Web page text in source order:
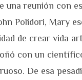
una reunión con
Polidori, Mary
de crear vida
con un
De esa